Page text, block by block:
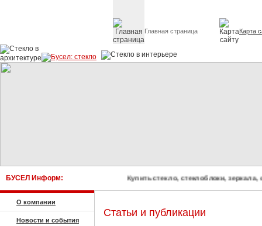
Главная страница Карта
БУСЕЛ Информ: Купить стекло, стеклоблоки,
О компании
Новости и события
Статьи и публикации